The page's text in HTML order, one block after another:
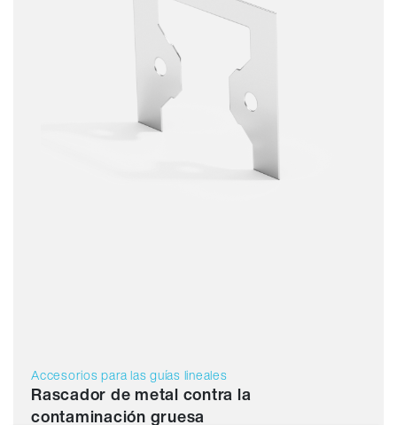
Accesorios para las guías lineales
Rascador de metal contra la
contaminación gruesa